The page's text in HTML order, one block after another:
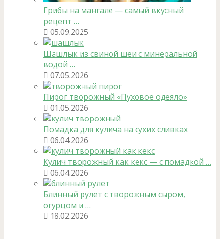
Грибы на мангале — самый вкусный
рецепт …
05.09.2025
Шашлык из свиной шеи с минеральной
водой …
07.05.2026
Пирог творожный «Пуховое одеяло»
01.05.2026
Помадка для кулича на сухих сливках
06.04.2026
Кулич творожный как кекс — с помадкой …
06.04.2026
Блинный рулет с творожным сыром,
огурцом и …
18.02.2026